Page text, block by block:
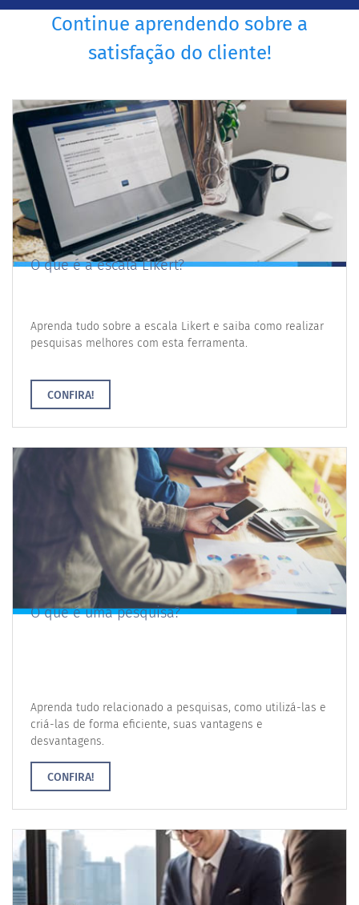
Continue aprendendo sobre a
satisfação do cliente!
O que é a escala Likert?
Aprenda tudo sobre a escala Likert e saiba como realizar
pesquisas melhores com esta ferramenta.
CONFIRA!
O que é uma pesquisa?
Aprenda tudo relacionado a pesquisas, como utilizá-las e
criá-las de forma eficiente, suas vantagens e
desvantagens.
CONFIRA!